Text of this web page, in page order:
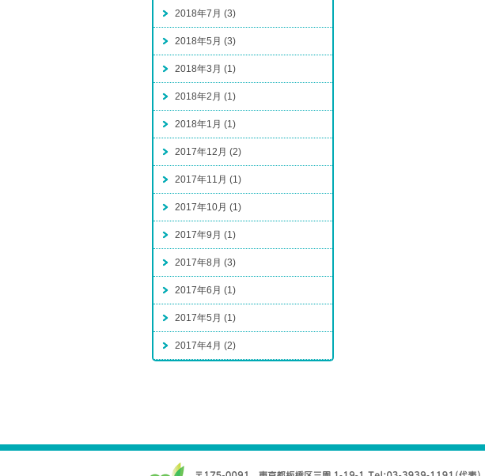
2018年7月 (3)
2018年5月 (3)
2018年3月 (1)
2018年2月 (1)
2018年1月 (1)
2017年12月 (2)
2017年11月 (1)
2017年10月 (1)
2017年9月 (1)
2017年8月 (3)
2017年6月 (1)
2017年5月 (1)
2017年4月 (2)